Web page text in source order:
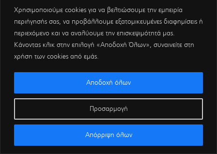
Χρησιμοποιούμε cookies για να βελτιώσουμε την εμπειρία
περιήγησής σας, να προβάλλουμε εξατομικευμένες διαφημίσεις ή
περιεχόμενο και να αναλύουμε την επισκεψιμότητά μας.
Κάνοντας κλικ στην επιλογή «Αποδοχή Όλων», συναινείτε στη
χρήση των cookies από εμάς.
Προσαρμογή
Απόρριψη όλων
Αποδοχή όλων